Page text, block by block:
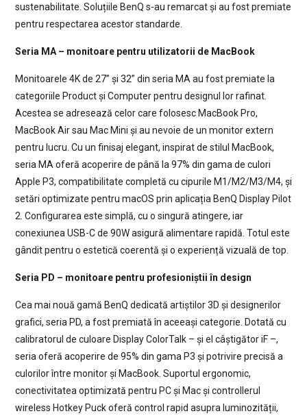
sustenabilitate. Soluțiile BenQ s-au remarcat și au fost premiate
pentru respectarea acestor standarde.
Seria MA – monitoare pentru utilizatorii de MacBook
Monitoarele 4K de 27” și 32” din seria MA au fost premiate la
categoriile Product și Computer pentru designul lor rafinat.
Acestea se adresează celor care folosesc MacBook Pro,
MacBook Air sau Mac Mini și au nevoie de un monitor extern
pentru lucru. Cu un finisaj elegant, inspirat de stilul MacBook,
seria MA oferă acoperire de până la 97% din gama de culori
Apple P3, compatibilitate completă cu cipurile M1/M2/M3/M4, și
setări optimizate pentru macOS prin aplicația BenQ Display Pilot
2. Configurarea este simplă, cu o singură atingere, iar
conexiunea USB-C de 90W asigură alimentare rapidă. Totul este
gândit pentru o estetică coerentă și o experiență vizuală de top.
Seria PD – monitoare pentru profesioniștii în design
Cea mai nouă gamă BenQ dedicată artiștilor 3D și designerilor
grafici, seria PD, a fost premiată în aceeași categorie. Dotată cu
calibratorul de culoare Display ColorTalk – și el câștigător iF –,
seria oferă acoperire de 95% din gama P3 și potrivire precisă a
culorilor între monitor și MacBook. Suportul ergonomic,
conectivitatea optimizată pentru PC și Mac și controllerul
wireless Hotkey Puck oferă control rapid asupra luminozității,